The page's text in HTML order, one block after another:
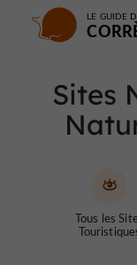
LE GUIDE
Sites
Tous les